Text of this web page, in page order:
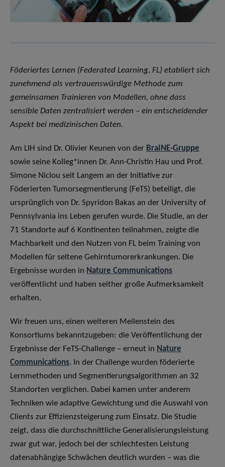
Föderiertes Lernen (Federated Learning, FL) etabliert sich
zunehmend als vertrauenswürdige Methode zum
gemeinsamen Trainieren von Modellen, ohne dass
sensible Daten zentralisiert werden – ein entscheidender
Aspekt bei medizinischen Daten.
Am LIH sind Dr. Olivier Keunen von der BraINE-Gruppe
sowie seine Kolleg*innen Dr. Ann-Christin Hau und Prof.
Simone Niclou seit Langem an der Initiative zur
Föderierten Tumorsegmentierung (FeTS) beteiligt, die
ursprünglich von Dr. Spyridon Bakas an der University of
Pennsylvania ins Leben gerufen wurde. Die Studie, an der
71 Standorte auf 6 Kontinenten teilnahmen, zeigte die
Machbarkeit und den Nutzen von FL beim Training von
Modellen für seltene Gehirntumorerkrankungen. Die
Ergebnisse wurden in Nature Communications
veröffentlicht und haben seither große Aufmerksamkeit
erhalten.
Wir freuen uns, einen weiteren Meilenstein des
Konsortiums bekanntzugeben: die Veröffentlichung der
Ergebnisse der FeTS-Challenge – erneut in Nature
Communications. In der Challenge wurden föderierte
Lernmethoden und Segmentierungsalgorithmen an 32
Standorten verglichen. Dabei kamen unter anderem
Techniken wie adaptive Gewichtung und die Auswahl von
Clients zur Effizienzsteigerung zum Einsatz. Die Studie
zeigt, dass die durchschnittliche Generalisierungsleistung
zwar gut war, jedoch bei der schlechtesten Leistung
datenabhängige Schwächen deutlich wurden – was die